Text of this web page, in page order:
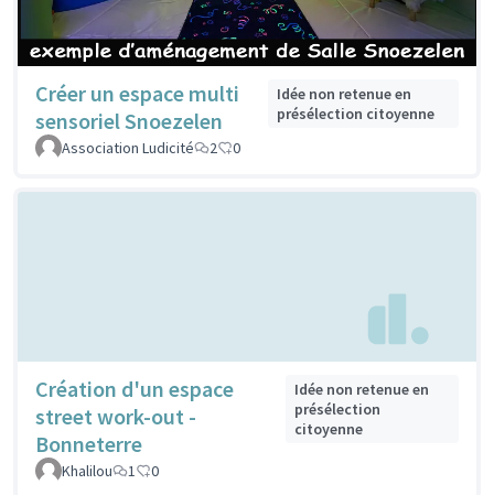
Créer un espace multi
sensoriel Snoezelen
Idée non retenue en
présélection citoyenne
Association Ludicité
2 0
Création d'un espace
street work-out -
Bonneterre
Idée non retenue en
présélection
citoyenne
Khalilou 1 0